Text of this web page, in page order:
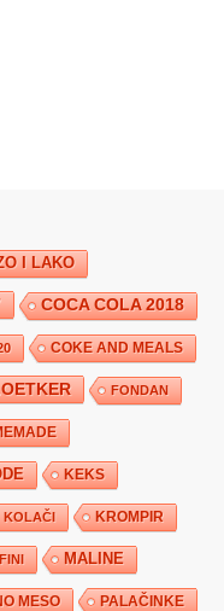
I LAKO
COCA COLA 2018
COKE AND MEALS
FONDAN
KEKS
KOLAČI KROMPIR
MALINE
MESO PALAČINKE